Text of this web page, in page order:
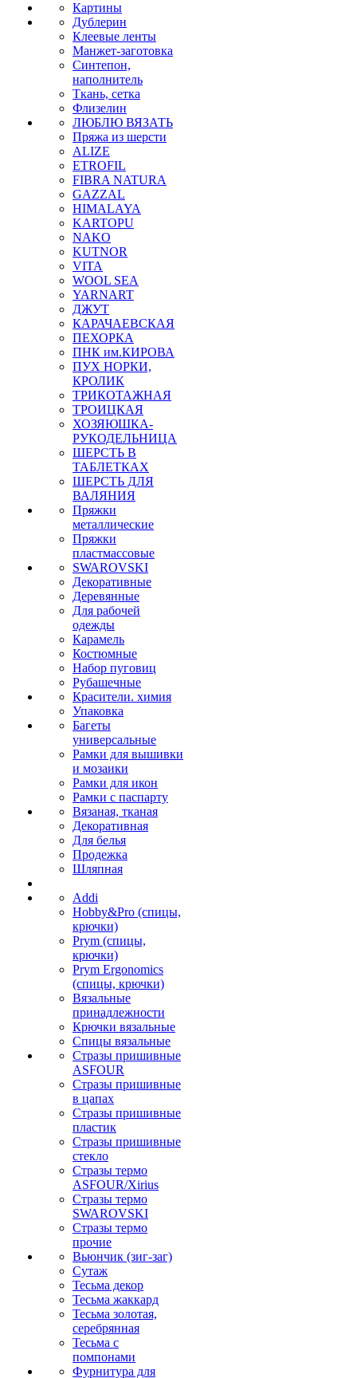
Картины
Дублерин
Клеевые ленты
Манжет-заготовка
Синтепон,
наполнитель
Ткань, сетка
Флизелин
ЛЮБЛЮ ВЯЗАТЬ
Пряжа из шерсти
ALIZE
ETROFIL
FIBRA NATURA
GAZZAL
HIMALAYA
KARTOPU
NAKO
KUTNOR
VITA
WOOL SEA
YARNART
ДЖУТ
КАРАЧАЕВСКАЯ
ПЕХОРКА
ПНК им.КИРОВА
ПУХ НОРКИ,
КРОЛИК
ТРИКОТАЖНАЯ
ТРОИЦКАЯ
ХОЗЯЮШКА-
РУКОДЕЛЬНИЦА
ШЕРСТЬ В
ТАБЛЕТКАХ
ШЕРСТЬ ДЛЯ
ВАЛЯНИЯ
Пряжки
металлические
Пряжки
пластмассовые
SWAROVSKI
Декоративные
Деревянные
Для рабочей
одежды
Карамель
Костюмные
Набор пуговиц
Рубашечные
Красители. химия
Упаковка
Багеты
универсальные
Рамки для вышивки
и мозаики
Рамки для икон
Рамки с паспарту
Вязаная, тканая
Декоративная
Для белья
Продежка
Шляпная
Addi
Hobby&Pro (спицы,
крючки)
Prym (спицы,
крючки)
Prym Ergonomics
(спицы, крючки)
Вязальные
принадлежности
Крючки вязальные
Спицы вязальные
Стразы пришивные
ASFOUR
Стразы пришивные
в цапах
Стразы пришивные
пластик
Стразы пришивные
стекло
Стразы термо
ASFOUR/Xirius
Стразы термо
SWAROVSKI
Стразы термо
прочие
Вьюнчик (зиг-заг)
Сутаж
Тесьма декор
Тесьма жаккард
Тесьма золотая,
серебрянная
Тесьма с
помпонами
Фурнитура для